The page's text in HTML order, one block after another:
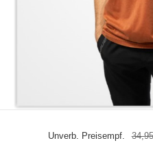
Unverb. Preisempf.